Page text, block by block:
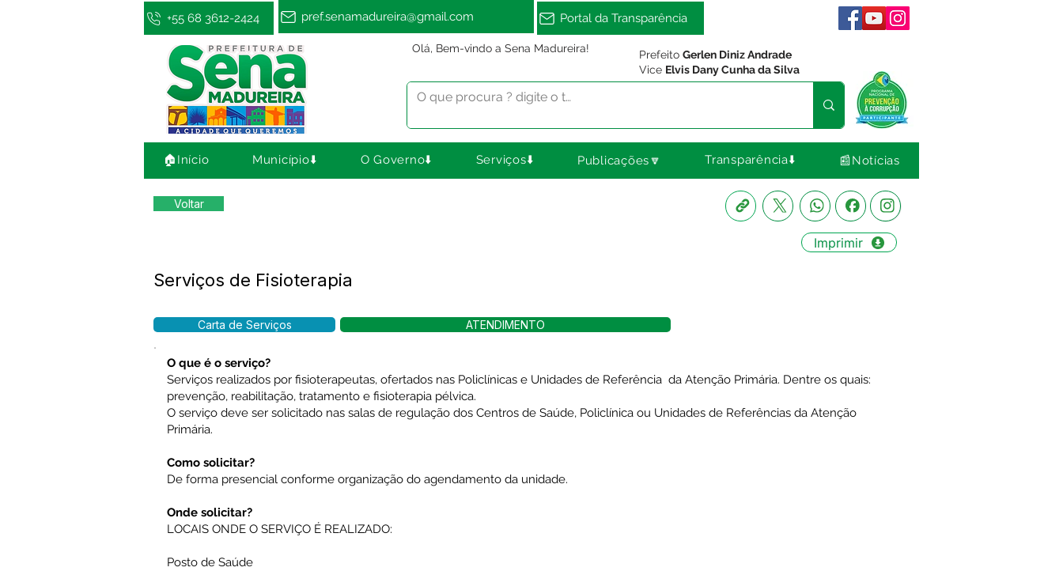
+55 68 3612-2424 pref.senamadureira@gmail.com Portal da Transparência
Olá, Bem-vindo a Sena Madureira! Prefeito Gerlen Diniz Andrade
Vice Elvis Dany Cunha da Silva
🏠Início Município⬇️ O Governo⬇️ Serviços⬇️ Publicações🔽 Transparência⬇️ 📰Notícias
Voltar
Imprimir
Serviços de Fisioterapia
Carta de Serviços ATENDIMENTO
O que é o serviço?
Serviços realizados por fisioterapeutas, ofertados nas Policlínicas e Unidades de Referência da Atenção Primária. Dentre os quais:
prevenção, reabilitação, tratamento e fisioterapia pélvica.
O serviço deve ser solicitado nas salas de regulação dos Centros de Saúde, Policlínica ou Unidades de Referências da Atenção
Primária.
Como solicitar?
De forma presencial conforme organização do agendamento da unidade.
Onde solicitar?
LOCAIS ONDE O SERVIÇO É REALIZADO:
Posto de Saúde